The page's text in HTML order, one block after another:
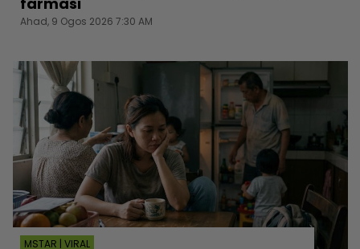
Ahad, 9 Ogos 2026 7:30 AM
MSTAR | VIRAL